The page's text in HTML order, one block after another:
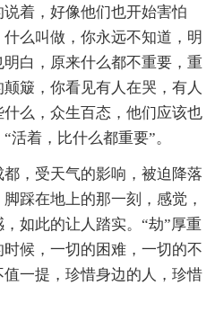
着，好像他们也开始害怕
么叫做，你永远不知道，明
白，原来什么都不重要，重
簸，你看见有人在哭，有人
么，众生百态，他们应该也
活着，比什么都重要”。
，受天气的影响，被迫降落
踩在地上的那一刻，感觉，
如此的让人踏实。“劫”厚重
候，一切的困难，一切的不
一提，珍惜身边的人，珍惜